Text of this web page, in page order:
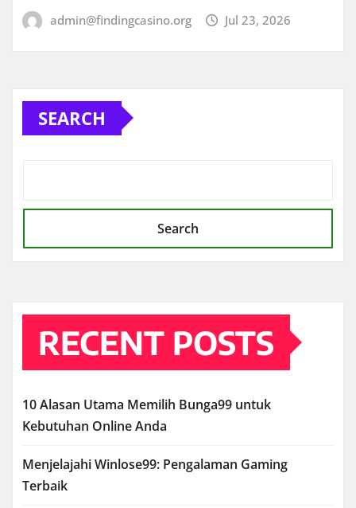
admin@findingcasino.org Jul 23, 2026
SEARCH
Search
RECENT POSTS
10 Alasan Utama Memilih Bunga99 untuk
Kebutuhan Online Anda
Menjelajahi Winlose99: Pengalaman Gaming
Terbaik